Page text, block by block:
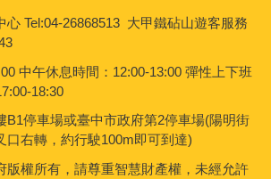
心 Tel:04-26868513 大甲鐵砧山遊客服務
中午休息時間：12:00-13:00 彈性上下班
18:30
B1停車場或臺中市政府第2停車場(陽明街
口右轉，約行駛100m即可到達)
版權所有，請尊重智慧財產權，未經允許